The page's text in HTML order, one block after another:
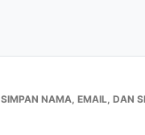
SIMPAN NAMA, EMAIL, DAN